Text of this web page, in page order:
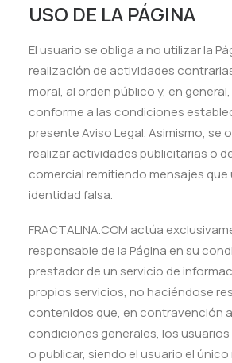
USO DE LA PÁGINA
El usuario se obliga a no utilizar la
realización de actividades
moral, al orden público y, en
conforme a las condiciones
presente Aviso Legal. Asimismo, se
realizar actividades publicitarias o
comercial remitiendo mensajes que
identidad falsa.
FRACTALINA.COM actúa
responsable de la Página en su
prestador de un servicio de
propios servicios, no haciéndose
contenidos que, en contravención
condiciones generales, los
o publicar, siendo el usuario el